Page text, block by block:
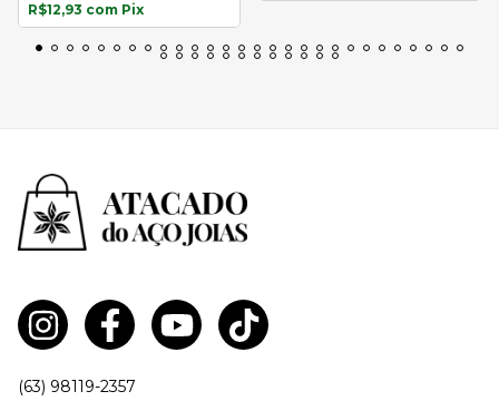
R$12,93 com Pix
(63) 98119-2357